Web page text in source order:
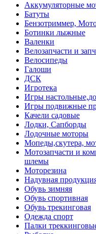
Аккумуляторные
Батуты
Бензотриммер,
Ботинки лыжные
Валенки
Велозапчасти и
Велосипеды
Галоши
ДСК
Игротека
Игры
Игры подвижные
Качели садовые
Лодки, Сапборды
Лодочные моторы
Мопеды,скутера,
Мотозапчасти и
шлемы
Моторезина
Надувная
Обувь зимняя
Обувь спортивная
Обувь трекинговая
Одежда спорт
Палки